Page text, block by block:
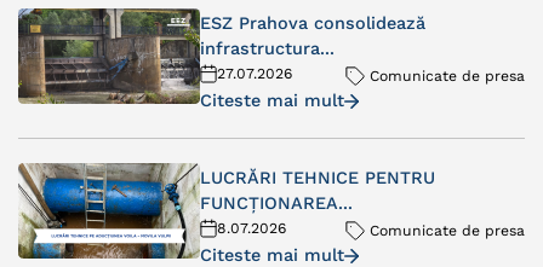
ESZ Prahova consolidează
infrastructura...
27.07.2026 Comunicate de presa
Citeste mai mult
LUCRĂRI TEHNICE PENTRU
FUNCȚIONAREA...
8.07.2026 Comunicate de presa
Citeste mai mult